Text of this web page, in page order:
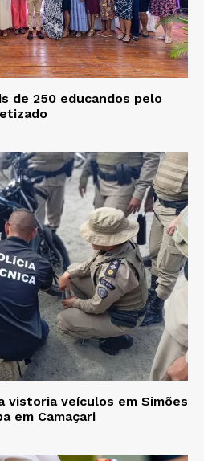
de 250 educandos pelo
vistoria veículos em Simões
em Camaçari